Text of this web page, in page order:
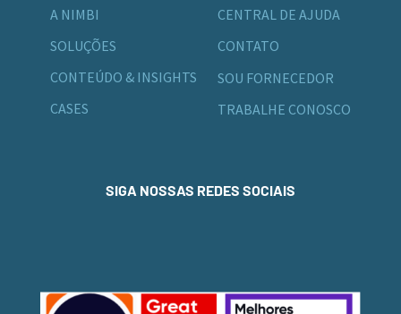
A NIMBI
SOLUÇÕES
CONTEÚDO & INSIGHTS
CASES
CENTRAL DE AJUDA
CONTATO
SOU FORNECEDOR
TRABALHE CONOSCO
SIGA NOSSAS REDES SOCIAIS